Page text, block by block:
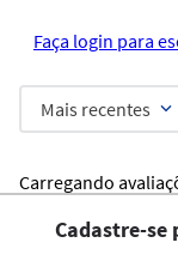
Faça login para
Mais recentes
Carregando
Cadastre-se